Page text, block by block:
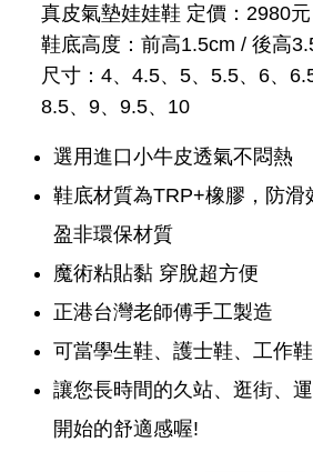
真皮氣墊娃娃鞋 定價：2980元
鞋底高度：前高1.5cm / 後高
尺寸：4、4.5、5、5.5、6、
8.5、9、9.5、10
選用進口小牛皮透氣不悶熱
鞋底材質為TRP+橡膠，防滑
盈非環保材質
魔術粘貼黏 穿脫超方便
正港台灣老師傅手工製造
可當學生鞋、護士鞋、工作鞋
讓您長時間的久站、逛街、
開始的舒適感喔!